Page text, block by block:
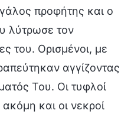
προφήτης και ο
λύτρωσε τον
του. Ορισμένοι, με
αγγίζοντας
Του. Οι τυφλοί
και οι νεκροί